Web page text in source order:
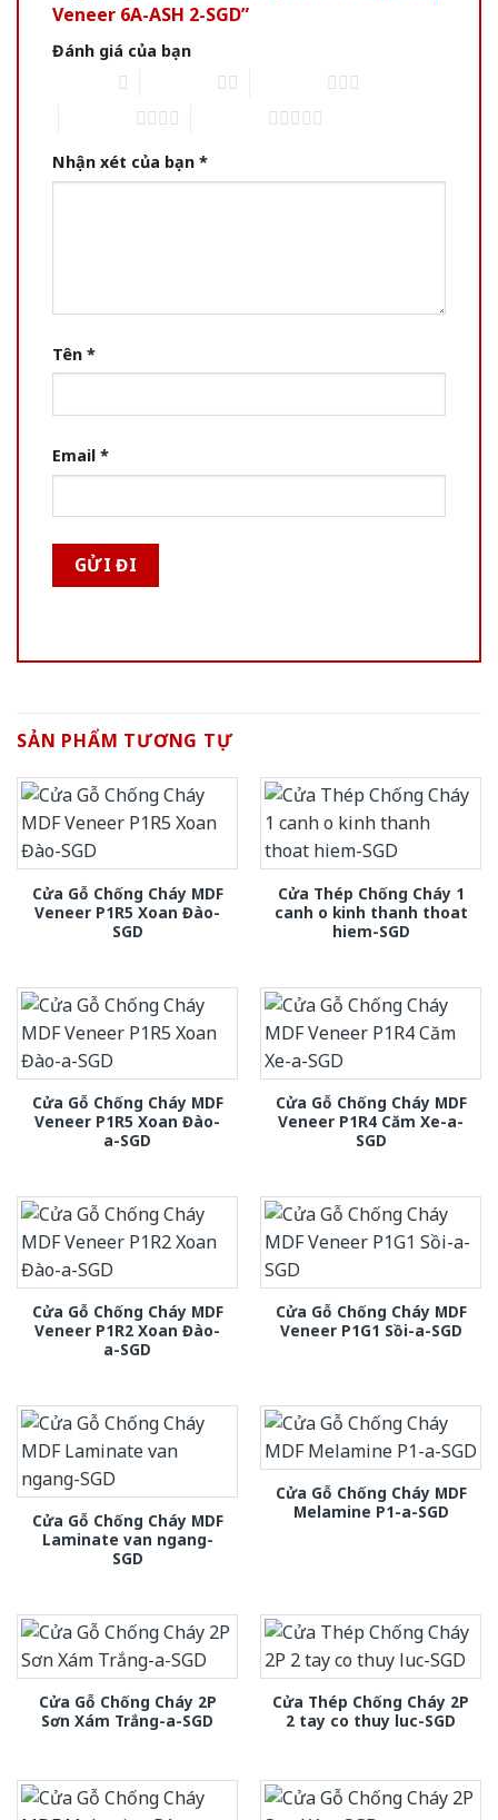
Veneer 6A-ASH 2-SGD”
Đánh giá của bạn
Nhận xét của bạn *
Tên *
Email *
SẢN PHẨM TƯƠNG TỰ
Cửa Gỗ Chống Cháy MDF
Veneer P1R5 Xoan Đào-
SGD
Cửa Thép Chống Cháy 1
canh o kinh thanh thoat
hiem-SGD
Cửa Gỗ Chống Cháy MDF
Veneer P1R5 Xoan Đào-
a-SGD
Cửa Gỗ Chống Cháy MDF
Veneer P1R4 Căm Xe-a-
SGD
Cửa Gỗ Chống Cháy MDF
Veneer P1R2 Xoan Đào-
a-SGD
Cửa Gỗ Chống Cháy MDF
Veneer P1G1 Sồi-a-SGD
Cửa Gỗ Chống Cháy MDF
Laminate van ngang-
SGD
Cửa Gỗ Chống Cháy MDF
Melamine P1-a-SGD
Cửa Gỗ Chống Cháy 2P
Sơn Xám Trắng-a-SGD
Cửa Thép Chống Cháy 2P
2 tay co thuy luc-SGD